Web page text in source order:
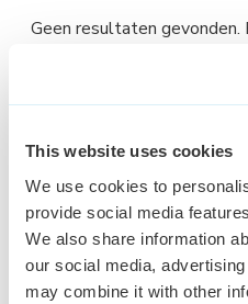
This website uses cookies
We use cookies to
provide social media
We also share information
our social media,
may combine it with other
Geen resultaten gevonden.
Blijf op de
in voor onze